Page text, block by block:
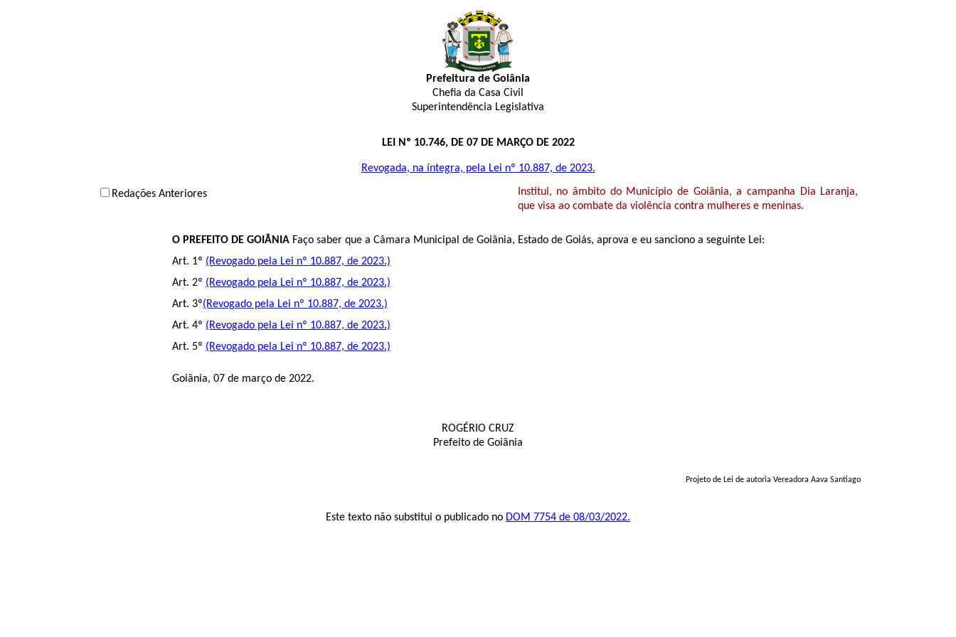
Prefeitura de Goiânia
Chefia da Casa Civil
Superintendência Legislativa
LEI Nº 10.746, DE 07 DE MARÇO DE 2022
Revogada, na íntegra, pela Lei nº 10.887, de 2023.
Redações Anteriores
Institui, no âmbito do Município de Goiânia, a campanha Dia Laranja,
que visa ao combate da violência contra mulheres e meninas.
O PREFEITO DE GOIÂNIAFaço saber que a Câmara Municipal de Goiânia, Estado de Goiás, aprova e eu sanciono a seguinte Lei:
Art. 1º (Revogado pela Lei nº 10.887, de 2023.)
Art. 2º (Revogado pela Lei nº 10.887, de 2023.)
Art. 3º(Revogado pela Lei nº 10.887, de 2023.)
Art. 4º (Revogado pela Lei nº 10.887, de 2023.)
Art. 5º (Revogado pela Lei nº 10.887, de 2023.)
Goiânia, 07 de março de 2022.
ROGÉRIO CRUZ
Prefeito de Goiânia
Projeto de Lei de autoria Vereadora Aava Santiago
Este texto não substitui o publicado no DOM 7754 de 08/03/2022.